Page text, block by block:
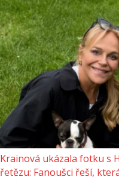
Krainová ukázala fotku s
řetězu: Fanoušci řeší,